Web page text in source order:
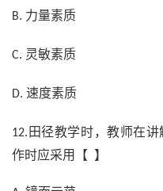
B. 力量素质
C. 灵敏素质
D. 速度素质
12. 田径教学时，教师在
作时应采用【 】